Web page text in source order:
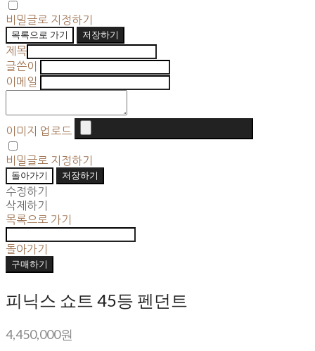
비밀글로 지정하기
목록으로 가기
저장하기
제목
글쓴이
이메일
이미지 업로드
비밀글로 지정하기
돌아가기
저장하기
수정하기
삭제하기
목록으로 가기
돌아가기
구매하기
피닉스 쇼트 45등 펜던트
4,450,000원